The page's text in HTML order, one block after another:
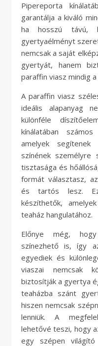
Pipereporta
garantálja a kiváló
ha hosszú távú,
gyertyaélményt
nemcsak a saját
gyertyát, hanem
paraffin viasz mindig
A paraffin viasz
ideális alapanyag
különféle
kínálatában
amelyek
színének személyre
tisztasága és
formát választasz,
és tartós lesz.
készíthetők,
teaház hangulatához.
Előnye még,
színezhető is, így
egyediek és
viaszai nemcsak
biztosítják a gyertya
teaházba szánt
hiszen nemcsak
lenniük. A
lehetővé teszi, hogy
egy szépen világító